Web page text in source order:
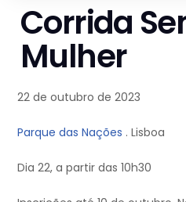
Corrida
Mulher
22 de outubro de 2023
Parque das Nações . Lisboa
Dia 22, a partir das 10h30